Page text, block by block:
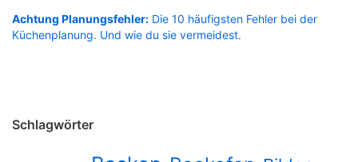
Achtung Planungsfehler: Die 10 häufigsten Fehler bei der
Küchenplanung. Und wie du sie vermeidest.
Schlagwörter